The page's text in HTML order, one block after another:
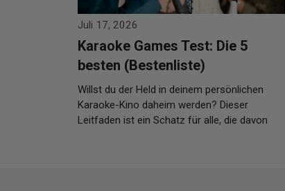
Juli 17, 2026
Karaoke Games Test: Die 5
besten (Bestenliste)
Willst du der Held in deinem persönlichen
Karaoke-Kino daheim werden? Dieser
Leitfaden ist ein Schatz für alle, die davon